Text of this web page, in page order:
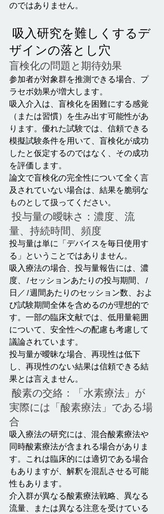
のではありません。
ザインの落とし穴
盲検化の問題と期待効果
参加者が対象群を推測できる場合、プ
ラセボ効果が増大します。
吸入介入は、盲検化を困難にする感覚
（または習慣）を生み出す可能性があ
ります。優れた試験では、信頼できる
模擬試験条件を用いて、盲検化が成功
したと仮定するのではなく、その成功
を評価します。
論文で盲検化の完全性について全く言
及されていない場合は、結果を脆弱な
ものとして扱ってください。
量、持続時間、頻度
投与量は単に「デバイスを毎日使用す
る」ということではありません。
吸入療法の場合、投与量報告には、濃
度、1セッションあたりの投与期間、1
日／1週間あたりのセッション数、およ
び試験期間全体を含めるのが理想的で
す。一部の臨床文献では、低用量範囲
について、安全性への配慮も考慮して
議論されています。
投与量が曖昧な場合、再現性は低下
し、再現性のない結果は信頼できる結
果とは言えません。
実際には「酸素療法」である場
合
吸入療法の研究には、混合酸素療法や
同時酸素療法が含まれる場合がありま
す。これは臨床的には適切である場合
もありますが、解釈を混乱させる可能
性もあります。
介入群が異なる酸素療法戦略、異なる
流量、または異なる注意を受けている